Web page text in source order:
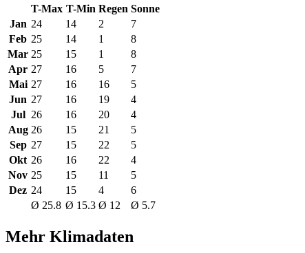
T-Max T-Min Regen Sonne
Jan 24 14 2
7
Feb 25 14 1
8
Mar 25 15 1
8
Apr 27 16 5
7
Mai 27 16 16
5
Jun 27 16 19
4
Jul 26 16 20
4
Aug 26 15 21
5
Sep 27 15 22
5
Okt 26 16 22
4
Nov 25 15 11
5
Dez 24 15 4
6
Ø 25.8 Ø 15.3 Ø 12 Ø 5.7
Mehr Klimadaten